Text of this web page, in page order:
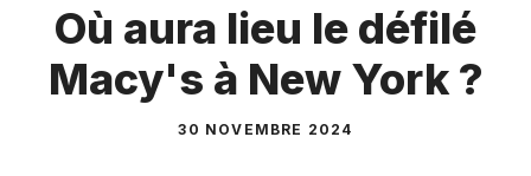
Où aura lieu le défilé
Macy's à New York ?
30 NOVEMBRE 2024